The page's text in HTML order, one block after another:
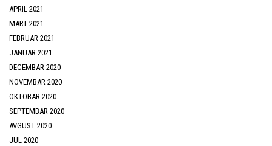
APRIL 2021
MART 2021
FEBRUAR 2021
JANUAR 2021
DECEMBAR 2020
NOVEMBAR 2020
OKTOBAR 2020
SEPTEMBAR 2020
AVGUST 2020
JUL 2020